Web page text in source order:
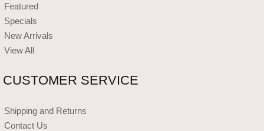
Featured
Specials
New Arrivals
View All
CUSTOMER SERVICE
Shipping and Returns
Contact Us